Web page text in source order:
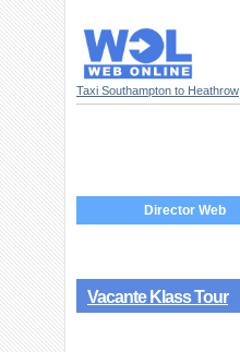
Taxi Southampton to Heathrow
Director Web
Vacante Klass Tour